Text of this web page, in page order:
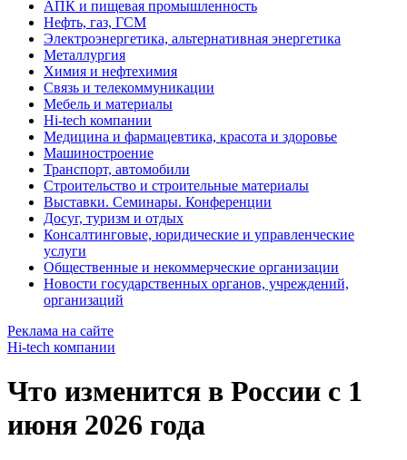
АПК и пищевая промышленность
Нефть, газ, ГСМ
Электроэнергетика, альтернативная энергетика
Металлургия
Химия и нефтехимия
Связь и телекоммуникации
Мебель и материалы
Hi-tech компании
Медицина и фармацевтика, красота и здоровье
Машиностроение
Транспорт, автомобили
Строительство и строительные материалы
Выставки. Семинары. Конференции
Досуг, туризм и отдых
Консалтинговые, юридические и управленческие
услуги
Общественные и некоммерческие организации
Новости государственных органов, учреждений,
организаций
Реклама на сайте
Hi-tech компании
Что изменится в России с 1
июня 2026 года